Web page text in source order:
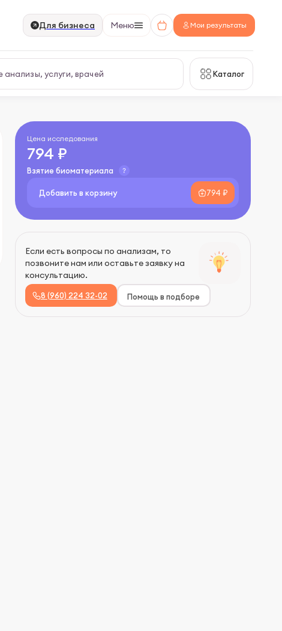
Для бизнеса Меню Мои результаты
Каталог
Цена исследования
794 ₽
Взятие биоматериала
Добавить в корзину 794 ₽
Если есть вопросы по анализам, то
позвоните нам или оставьте заявку на
консультацию.
8 (960) 224 32-02 Помощь в подборе